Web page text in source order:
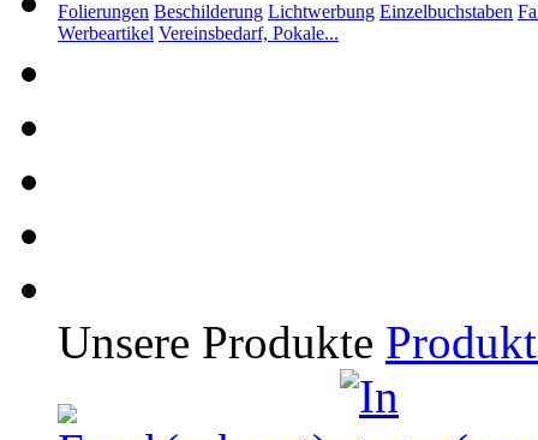
Folierungen Beschilderung Lichtwerbung Einzelbuchstaben
Werbeartikel Vereinsbedarf, Pokale...
Unsere Produkte